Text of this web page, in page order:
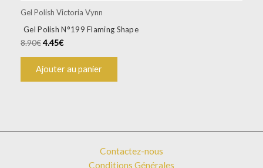
Gel Polish Victoria Vynn
Gel Polish N°199 Flaming Shape
8.90€4.45€
Ajouter au panier
Contactez-nous
Conditions Générales